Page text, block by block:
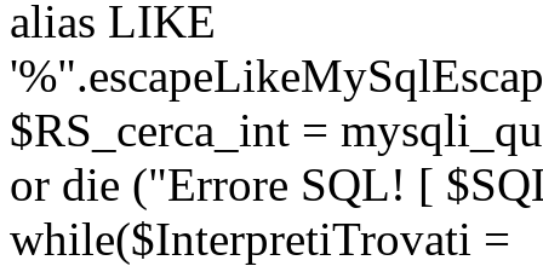
alias LIKE
$RS_cerca_int =
or die ("Errore SQL! [
while($InterpretiTrovati =